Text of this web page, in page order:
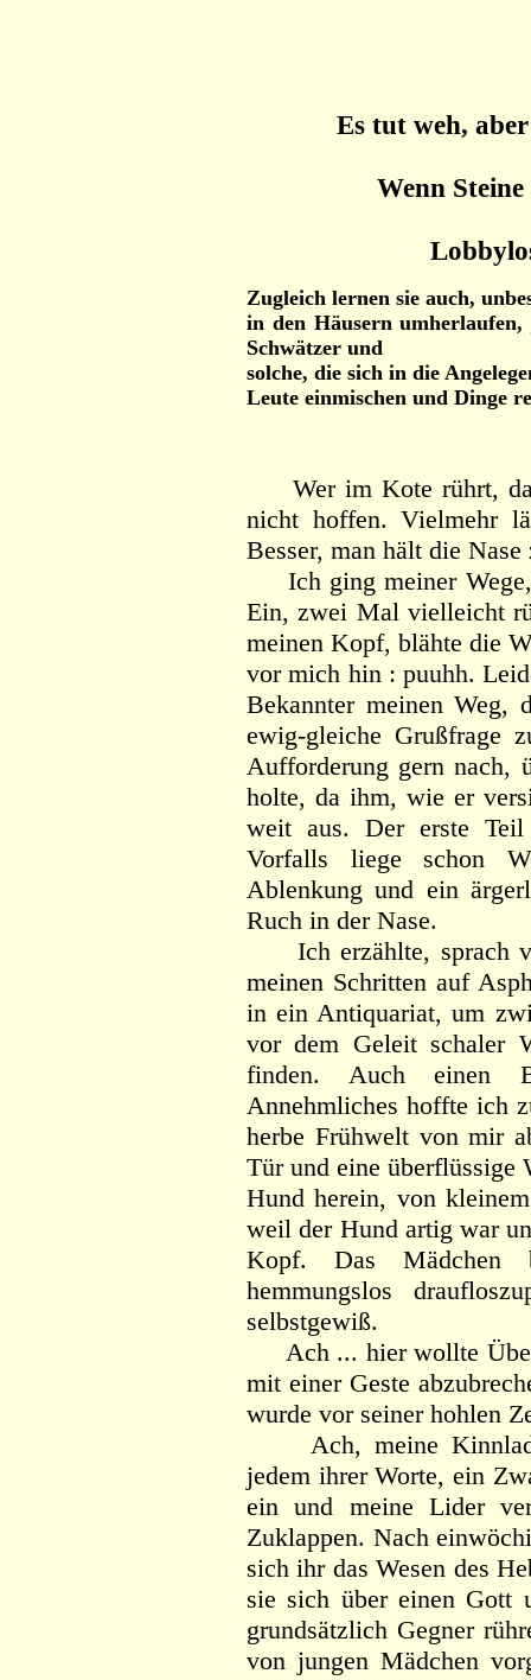
Es tut weh,
Wenn
Zugleich lernen sie auch,
in den Häusern
Schwätzer und
solche, die sich in die
Leute einmischen und Dinge
Wer im Kote rührt,
nicht hoffen. Vielmehr
Besser, man hält die
Ich ging meiner
Ein, zwei Mal vielleicht
meinen Kopf, blähte die
vor mich hin : puuhh.
Bekannter meinen Weg,
ewig-gleiche Grußfrage
Aufforderung gern nach,
holte, da ihm, wie er
weit aus. Der erste Teil
Vorfalls liege schon
Ablenkung und ein
Ruch in der Nase.
Ich erzählte, sprach
meinen Schritten auf
in ein Antiquariat, um
vor dem Geleit schaler
finden. Auch einen
Annehmliches hoffte ich
herbe Frühwelt von mir
Tür und eine überflüssige
Hund herein, von
weil der Hund artig war
Kopf. Das Mädchen
hemmungslos
selbstgewiß.
Ach ... hier wollte
mit einer Geste
wurde vor seiner hohlen
Ach, meine
jedem ihrer Worte, ein
ein und meine Lider
Zuklappen. Nach
sich ihr das Wesen des
sie sich über einen Gott
grundsätzlich Gegner
von jungen Mädchen